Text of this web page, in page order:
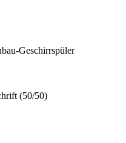
Geschirrspüler
(50/50)